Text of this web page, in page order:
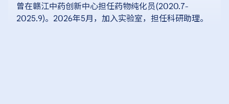
曾在赣江中药创新中心担任药物纯化员(2020.7-
2025.9)。2026年5月，加入实验室，担任科研助理。